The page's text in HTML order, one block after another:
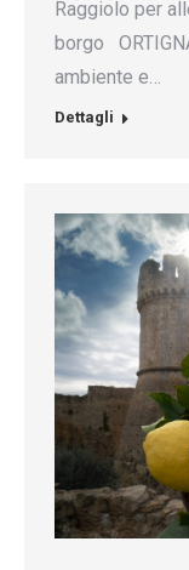
Raggiolo per
borgo
ambiente e…
Dettagli